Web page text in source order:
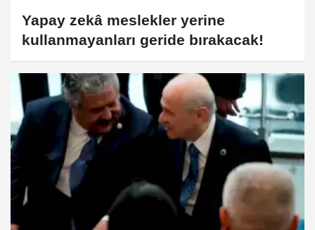
Yapay zekâ meslekler yerine
kullanmayanları geride bırakacak!